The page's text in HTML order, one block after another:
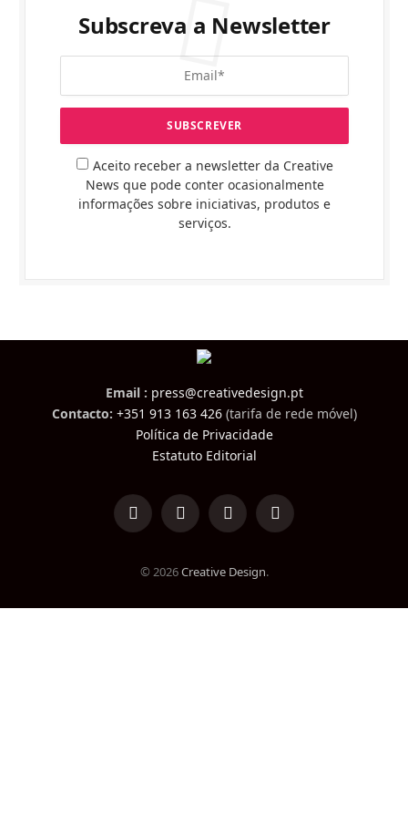
Subscreva a Newsletter
Aceito receber a newsletter da Creative
News que pode conter ocasionalmente
informações sobre iniciativas, produtos e
serviços.
Email : press@creativedesign.pt
Contacto: +351 913 163 426(tarifa de rede móvel)
Política de Privacidade
Estatuto Editorial
LinkedInFacebookInstagramTikTok
© 2026Creative Design.